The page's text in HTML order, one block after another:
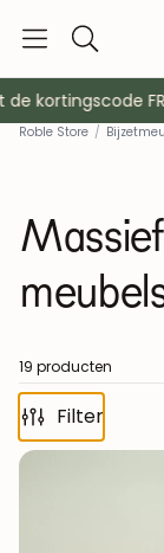
Zoek
op
Roble Store /
19 producten
Filter